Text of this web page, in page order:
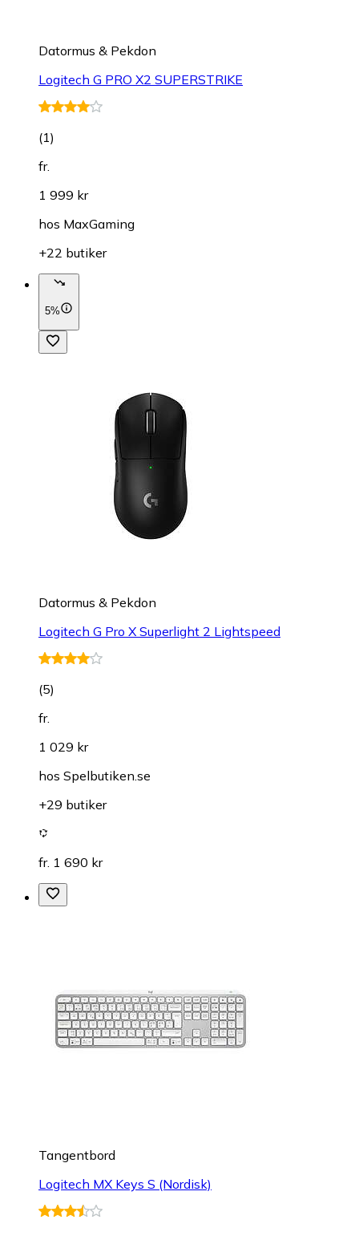
Datormus & Pekdon
Logitech G PRO X2 SUPERSTRIKE
(1)
fr.
1 999 kr
hos MaxGaming
+22 butiker
5%
Datormus & Pekdon
Logitech G Pro X Superlight 2 Lightspeed
(5)
fr.
1 029 kr
hos Spelbutiken.se
+29 butiker
fr. 1 690 kr
Tangentbord
Logitech MX Keys S (Nordisk)